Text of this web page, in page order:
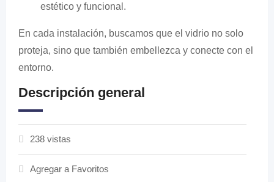
estético y funcional.
En cada instalación, buscamos que el vidrio no solo
proteja, sino que también embellezca y conecte con el
entorno.
Descripción general
238 vistas
Agregar a Favoritos